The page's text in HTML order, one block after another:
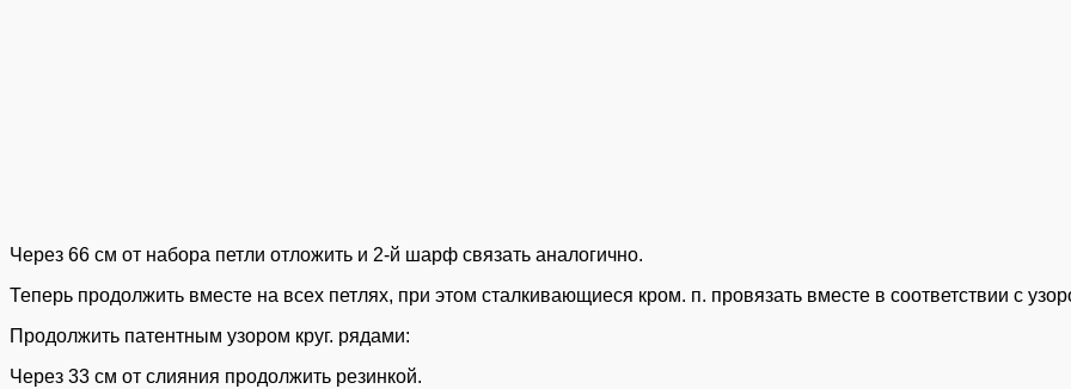
Через 66 см от набора петли отложить и 2-й шарф связать аналогично.
Теперь продолжить вместе на всех петлях, при этом сталкивающиеся кром. п. провязать вместе в соответствии с
Продолжить патентным узором круг. рядами:
Через 33 см от слияния продолжить резинкой.